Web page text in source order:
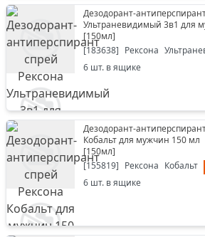
Дезодорант-
Ультраневидимый 3в1 для
[150мл]
[183638] Рексона
6 шт. в ящике
Дезодорант-
Кобальт для мужчин 150 мл
[150мл]
[155819] Рексона Кобальт
6 шт. в ящике